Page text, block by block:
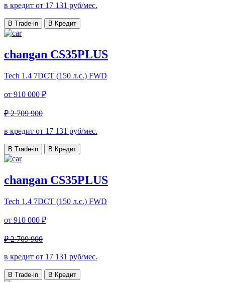
в кредит от 17 131 руб/мес.
В Trade-in В Кредит
changan CS35PLUS
Tech 1.4 7DCT (150 л.с.) FWD
от 910 000 ₽
₽ 2 709 900
в кредит от 17 131 руб/мес.
В Trade-in В Кредит
changan CS35PLUS
Tech 1.4 7DCT (150 л.с.) FWD
от 910 000 ₽
₽ 2 709 900
в кредит от 17 131 руб/мес.
В Trade-in В Кредит